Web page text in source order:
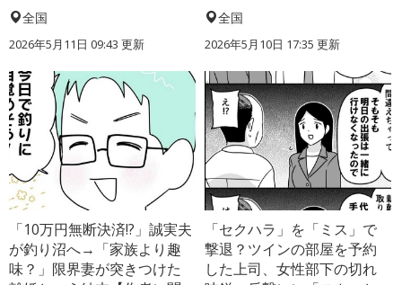
全国
2026年5月11日 09:43 更新
全国
2026年5月10日 17:35 更新
「10万円無断決済!?」誠実夫
が釣り沼へ→「家族より趣
味？」限界妻が突きつけた
「セクハラ」を「ミス」で
撃退？ツインの部屋を予約
した上司、女性部下の切れ